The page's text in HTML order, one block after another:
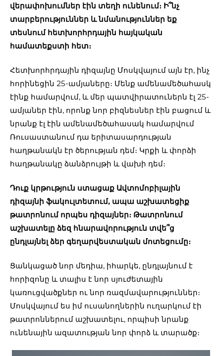
վերափոխումներ էին տեղի ունենում։ Ի՞նչ
տարբերություններ և նմանություններ եք
տեսնում հետխորհրդային հայկական
համատեքստի հետ։
Հետխորհրդային դիզայնը Մոսկվայում այն էր, ինչ
հորինեցին 25-ամյաները։ Մենք ամենամեծահասկ
էինք համարվում, և մեր պատվիրատուներն էլ 25-
ամյաներ էին, որոնք նոր բիզնեսներ էին բացում և
նրանք էլ էին ամենամեծահասակ համարվում
Ռուսաստանում դա երիտասարդության
հաղթանակն էր ծերության դեմ։ Կրքի և փորձի
հաղթանակը ձանձրույթի և վախի դեմ։
Դուք կրթություն ստացաք Ավտոմոբիլային
դիզայնի ֆակուլտետում, ապա աշխատեցիք
թատրոնում որպես դիզայներ։ Թատրոնում
աշխատելը ձեզ հնարավորություն տվե՞ց
ընդլայնել ձեր գեղարվեստական մոտեցումը։
Ցանկացած նոր մեդիա, իհարկե, ընդլայնում է
հորիզոնը և տալիս է նոր սյուժետային
կառուցվածքներ ու նոր ռազմավարություններ։
Մոսկվայում ես իմ ուսանողներին ուղարկում էի
թատրոններում աշխատելու, որպիսի նրանք
ունենային ազատության նոր փորձ և տարածք։